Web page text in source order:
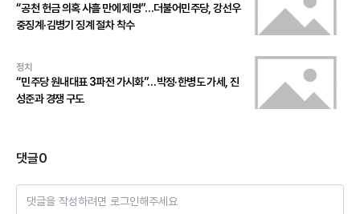
“공천 헌금 의혹 사흘 만에 제명”…더불어민주당, 강선우
중징계·김병기 징계 절차 착수
정치
“민주당 원내대표 3파전 가시화”…박정·한병도 가세, 진
성준과 경쟁 구도
댓글0
댓글을 작성하려면 로그인해주세요